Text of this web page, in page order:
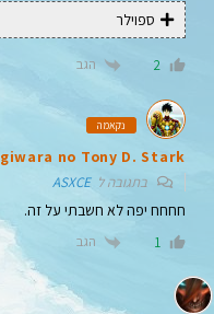
ספוילר
2 הגב
נקאמה
no Tony D. Stark
בתגובה לASXCE
חחחח יפה לא חשבתי על זה.
1 הגב